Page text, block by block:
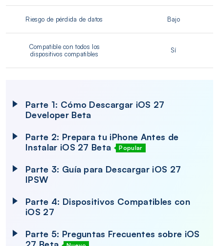
Riesgo de pérdida de datos Bajo
Compatible con todos los
dispositivos compatibles
Sí
Parte 1: Cómo Descargar iOS 27
Developer Beta
Parte 2: Prepara tu iPhone Antes de
Instalar iOS 27 Beta
Popular
Parte 3: Guía para Descargar iOS 27
IPSW
Parte 4: Dispositivos Compatibles con
iOS 27
Parte 5: Preguntas Frecuentes sobre iOS